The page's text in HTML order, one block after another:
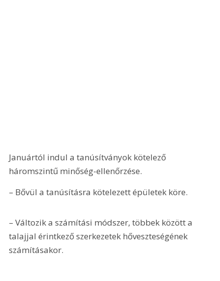
Januártól indul a tanúsítványok kötelező
háromszintű minőség-ellenőrzése.
– Bővül a tanúsításra kötelezett épületek köre.
– Változik a számítási módszer, többek között a
talajjal érintkező szerkezetek hőveszteségének
számításakor.